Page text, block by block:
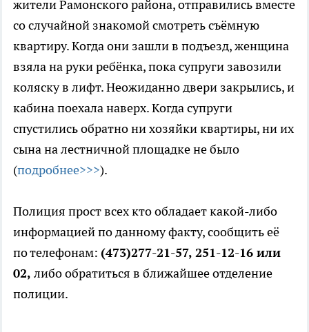
жители Рамонского района, отправились вместе
со случайной знакомой смотреть съёмную
квартиру. Когда они зашли в подъезд, женщина
взяла на руки ребёнка, пока супруги завозили
коляску в лифт. Неожиданно двери закрылись, и
кабина поехала наверх. Когда супруги
спустились обратно ни хозяйки квартиры, ни их
сына на лестничной площадке не было
(подробнее>>>).
Полиция прост всех кто обладает какой-либо
информацией по данному факту, сообщить её
по телефонам: (473)277-21-57, 251-12-16 или
02, либо обратиться в ближайшее отделение
полиции.